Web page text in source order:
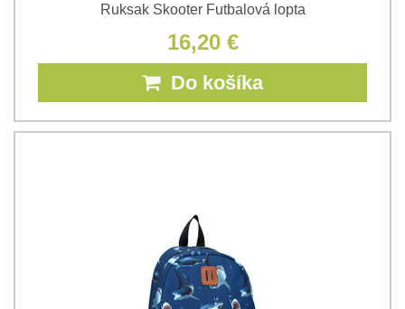
Ruksak Skooter Futbalová lopta
16,20 €
Do košíka